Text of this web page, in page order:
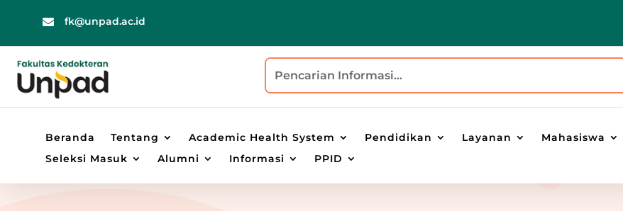
 fk@unpad.ac.id
Beranda Tentang Academic Health System Pendidikan Layanan
Mahasiswa
Seleksi Masuk
Alumni Informasi PPID